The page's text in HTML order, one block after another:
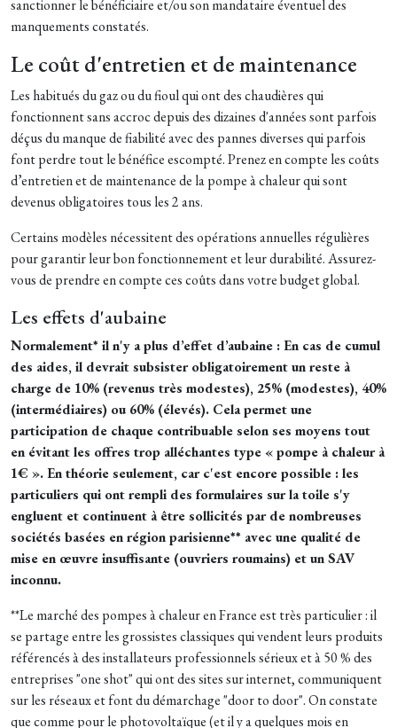
sanctionner le bénéficiaire et/ou son mandataire éventuel des
manquements constatés.
Le coût d'entretien et de maintenance
Les habitués du gaz ou du fioul qui ont des chaudières qui
fonctionnent sans accroc depuis des dizaines d'années sont parfois
déçus du manque de fiabilité avec des pannes diverses qui parfois
font perdre tout le bénéfice escompté. Prenez en compte les coûts
d’entretien et de maintenance de la pompe à chaleur qui sont
devenus obligatoires tous les 2 ans.
Certains modèles nécessitent des opérations annuelles régulières
pour garantir leur bon fonctionnement et leur durabilité. Assurez-
vous de prendre en compte ces coûts dans votre budget global.
Les effets d'aubaine
Normalement* il n'y a plus d’effet d’aubaine : En cas de cumul
des aides, il devrait subsister obligatoirement un reste à
charge de 10% (revenus très modestes), 25% (modestes), 40%
(intermédiaires) ou 60% (élevés). Cela permet une
participation de chaque contribuable selon ses moyens tout
en évitant les offres trop alléchantes type « pompe à chaleur à
1€ ». En théorie seulement, car c'est encore possible : les
particuliers qui ont rempli des formulaires sur la toile s'y
engluent et continuent à être sollicités par de nombreuses
sociétés basées en région parisienne** avec une qualité de
mise en œuvre insuffisante (ouvriers roumains) et un SAV
inconnu.
**Le marché des pompes à chaleur en France est très particulier : il
se partage entre les grossistes classiques qui vendent leurs produits
référencés à des installateurs professionnels sérieux et à 50 % des
entreprises "one shot" qui ont des sites sur internet, communiquent
sur les réseaux et font du démarchage "door to door". On constate
que comme pour le photovoltaïque (et il y a quelques mois en